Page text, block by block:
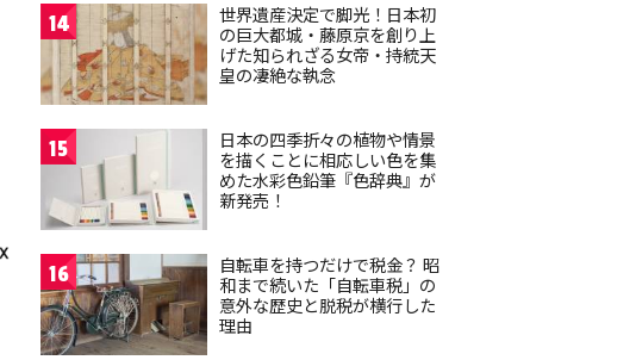
14
世界遺産決定で脚光！日本初
の巨大都城・藤原京を創り上
げた知られざる女帝・持統天
皇の凄絶な執念
15
日本の四季折々の植物や情景
を描くことに相応しい色を集
めた水彩色鉛筆『色辞典』が
新発売！
16
自転車を持つだけで税金？ 昭
和まで続いた「自転車税」の
意外な歴史と脱税が横行した
理由